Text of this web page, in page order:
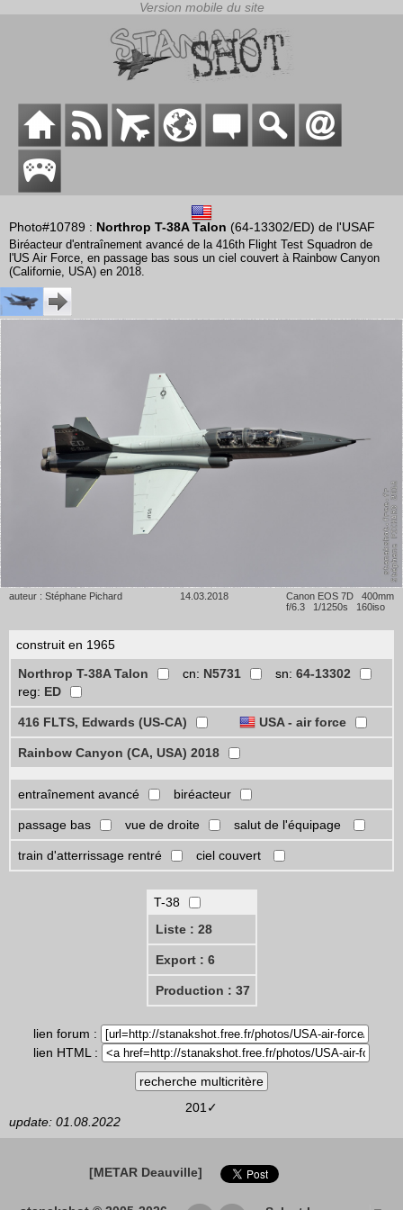
Photo#10789 : Northrop T-38A Talon (64-13302/ED) de l'USAF
Biréacteur d'entraînement avancé de la 416th Flight Test Squadron de
l'US Air Force, en passage bas sous un ciel couvert à Rainbow Canyon
(Californie, USA) en 2018.
auteur : Stéphane Pichard 14.03.2018
Canon EOS 7D 400mm
f/6.3 1/1250s 160iso
construit en 1965
Northrop T-38A Talon
cn: N5731 sn: 64-13302
reg: ED
416 FLTS, Edwards (US-CA) USA - air force
Rainbow Canyon (CA, USA) 2018
entraînement avancé biréacteur
passage bas vue de droite salut de l'équipage
train d'atterrissage rentré ciel couvert
T-38
Liste : 28
Export : 6
Production : 37
lien forum :
lien HTML :
201✓
update: 01.08.2022
[METAR Deauville]